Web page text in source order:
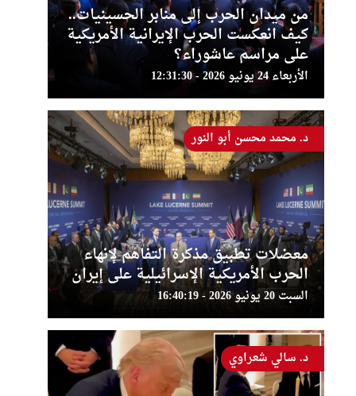
من ميدان الحرب إلى منابر الحسينيات..
كيف انعكست الحرب الإيرانية الأمريكية
على مراسم عاشوراء؟
الأربعاء 24 يونيو 2026 - 12:31:30
معضلات تطبيق مذكرة التفاهم لإنهاء
الحرب الأمريكية الإسرائيلية على إيران
السبت 20 يونيو 2026 - 16:40:19
د. محمد محسن أبو النور
د. سالي شعراوي